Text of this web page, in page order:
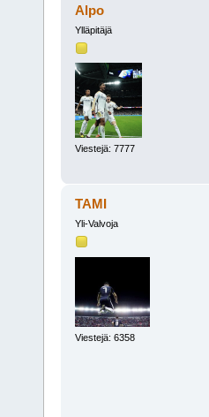
Alpo
Ylläpitäjä
Viestejä: 7777
TAMI
Yli-Valvoja
Viestejä: 6358